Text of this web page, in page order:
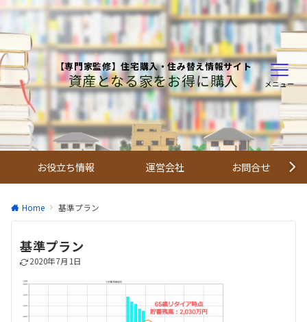
【専門家監修】住宅購入・住み替え情報サイト
資産となる家をお得に購入 メニュー
お役立ち情報 運営会社 お問合せ
Home 基準プラン
基準プラン
2020年7月1日